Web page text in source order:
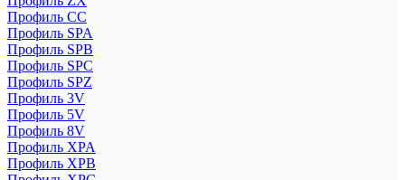
Профиль CC
Профиль SPA
Профиль SPB
Профиль SPC
Профиль SPZ
Профиль 3V
Профиль 5V
Профиль 8V
Профиль XPA
Профиль XPB